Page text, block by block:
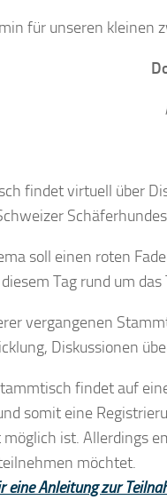
für unseren
findet virtuell über
soll einen roten
Tag rund um
vergangenen
Diskussionen
findet auf
somit eine
möglich ist. Allerdings
möchtet.
eine Anleitung zur